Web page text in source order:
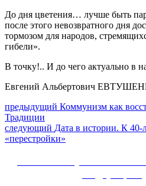
До дня цветения… лучше быть
после этого невозвратного дня
тормозом для народов,
гибели».
В точку!.. И до чего актуально в
Евгений Альбертович
Навигация
по
записям
предыдущий Предыдущий
Коммунизм как
Традиции
следующий Следующее
сообщение:
Дата в истории. К 40-
«перестройки»